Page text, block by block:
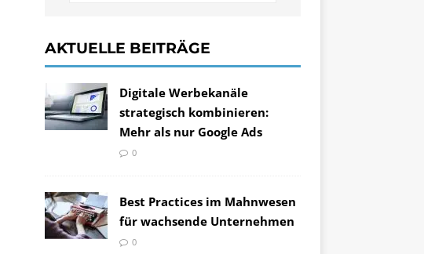
AKTUELLE BEITRÄGE
Digitale Werbekanäle
strategisch kombinieren:
Mehr als nur Google Ads
0
Best Practices im Mahnwesen
für wachsende Unternehmen
0